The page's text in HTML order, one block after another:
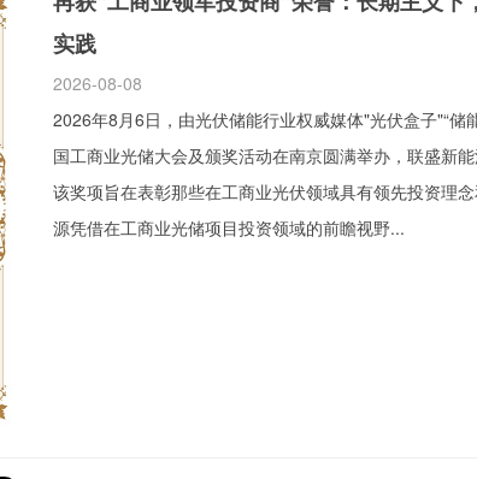
实践
2026-08-08
2026年8月6日，由光伏储能行业权威媒体"光伏盒子"“储
国工商业光储大会及颁奖活动在南京圆满举办，联盛新
该奖项旨在表彰那些在工商业光伏领域具有领先投资理
源凭借在工商业光储项目投资领域的前瞻视野...